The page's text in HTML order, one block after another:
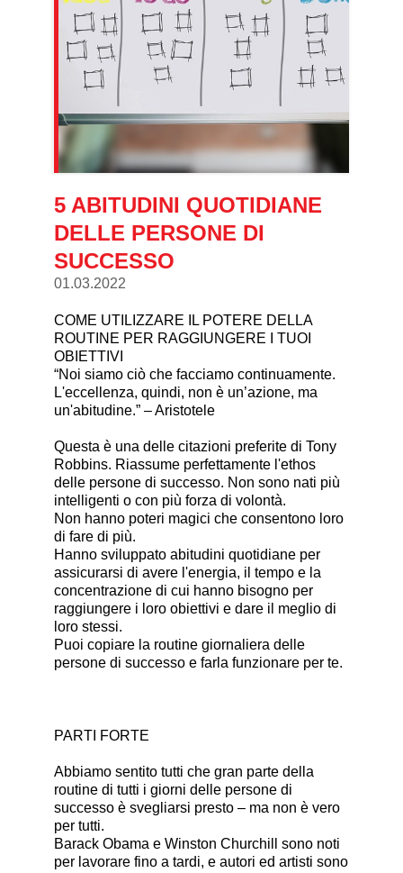
5 ABITUDINI QUOTIDIANE
DELLE PERSONE DI
SUCCESSO
01.03.2022
COME UTILIZZARE IL POTERE DELLA
ROUTINE PER RAGGIUNGERE I TUOI
OBIETTIVI
“Noi siamo ciò che facciamo continuamente.
L'eccellenza, quindi, non è un’azione, ma
un'abitudine.” – Aristotele
Questa è una delle citazioni preferite di Tony
Robbins. Riassume perfettamente l'ethos
delle persone di successo. Non sono nati più
intelligenti o con più forza di volontà.
Non hanno poteri magici che consentono loro
di fare di più.
Hanno sviluppato abitudini quotidiane per
assicurarsi di avere l'energia, il tempo e la
concentrazione di cui hanno bisogno per
raggiungere i loro obiettivi e dare il meglio di
loro stessi.
Puoi copiare la routine giornaliera delle
persone di successo e farla funzionare per te.
PARTI FORTE
Abbiamo sentito tutti che gran parte della
routine di tutti i giorni delle persone di
successo è svegliarsi presto – ma non è vero
per tutti.
Barack Obama e Winston Churchill sono noti
per lavorare fino a tardi, e autori ed artisti sono